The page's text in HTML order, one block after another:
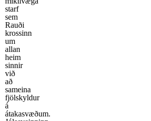
starf
sem
Rauði
krossinn
um
allan
heim
sinnir
við
að
sameina
fjölskyldur
á
átakasvæðum.